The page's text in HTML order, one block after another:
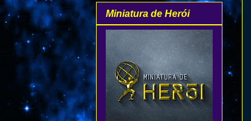
Miniatura de Herói